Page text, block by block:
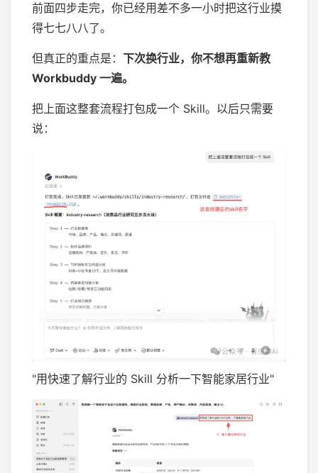
前面四步走完，你已经用差不多一小时把这行业摸
得七七八八了。
但真正的重点是： 下次换行业，你不想再重新教
Workbuddy 一遍。
把上面这整套流程打包成一个 Skill。以后只需要
说：
"用快速了解行业的 Skill 分析一下智能家居行业"